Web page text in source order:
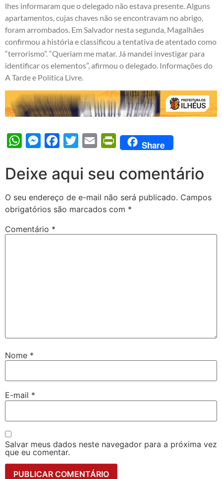
lhes informaram que o delegado não estava presente. Alguns
apartamentos, cujas chaves não se encontravam no abrigo,
foram arrombados. Em Salvador nesta segunda, Magalhães
confirmou a história e classificou a tentativa de atentado como
“terrorismo”. “Queriam me matar. Já mandei investigar para
identificar os elementos”, afirmou o delegado. Informações do
A Tarde e Política Livre.
WhatsAppMessengerFacebook
Twitter Email PrintFriendly
Share
Deixe aqui seu comentário
O seu endereço de e-mail não será publicado. Campos
obrigatórios são marcados com *
Comentário *
Nome *
E-mail *
Salvar meus dados neste navegador para a próxima vez
que eu comentar.